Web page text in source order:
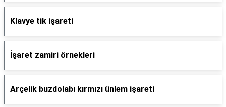
Klavye tik işareti
İşaret zamiri örnekleri
Arçelik buzdolabı kırmızı ünlem işareti